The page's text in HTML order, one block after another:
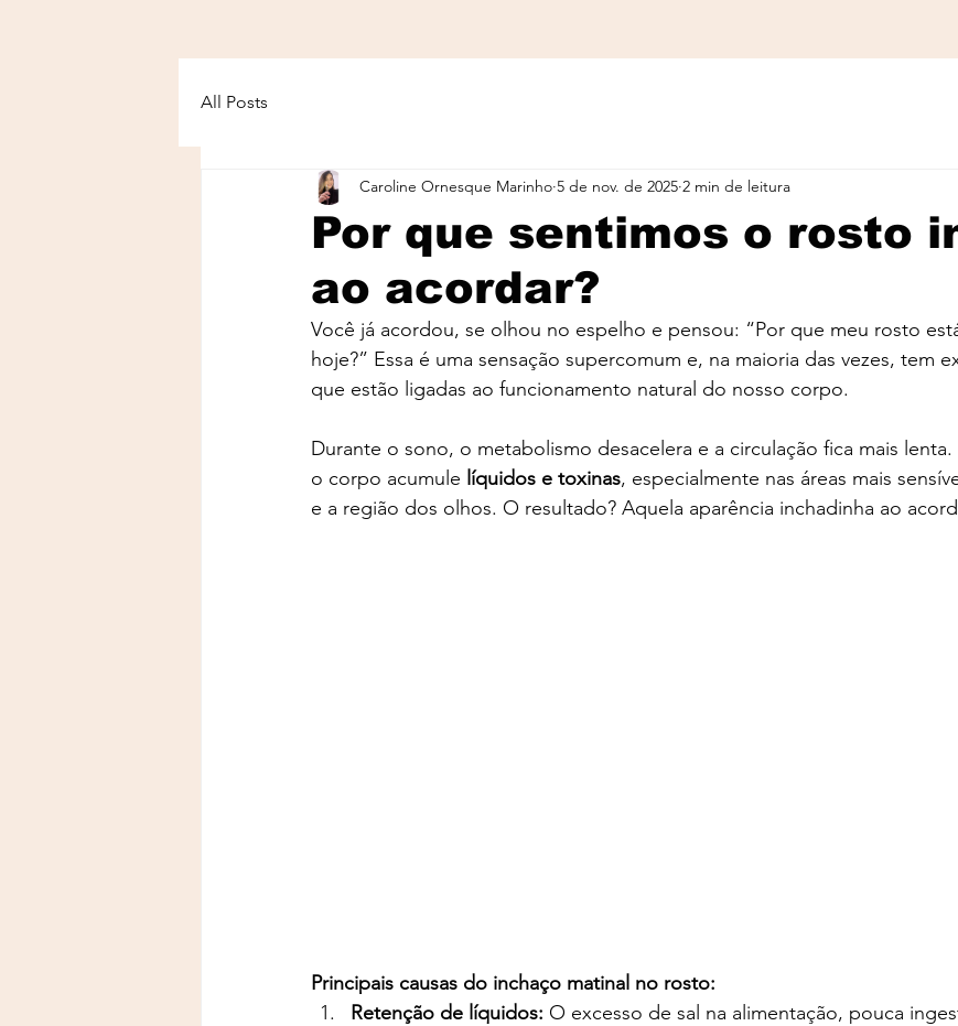
All Posts
Por que sentimos o rosto
ao acordar?
Caroline Ornesque Marinho 5 de nov. de 2025 2 min de leitura
Você já acordou, se olhou no espelho e pensou: “Por que meu rosto
hoje?” Essa é uma sensação supercomum e, na maioria das vezes, tem
que estão ligadas ao funcionamento natural do nosso corpo.
Durante o sono, o metabolismo desacelera e a circulação fica mais
o corpo acumule líquidos e toxinas, especialmente nas áreas mais
e a região dos olhos. O resultado? Aquela aparência inchadinha ao
Principais causas do inchaço matinal no rosto:
Retenção de líquidos: O excesso de sal na alimentação, pouca